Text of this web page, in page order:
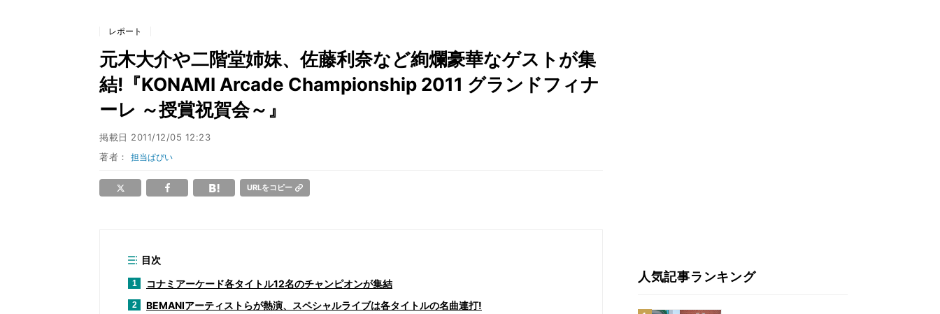
レポート
元木大介や二階堂姉妹、佐藤利奈など絢爛豪華なゲストが集
結!『KONAMI Arcade Championship 2011 グランドフィナ
ーレ ～授賞祝賀会～』
掲載日 2011/12/05 12:23
著者：担当ぱぴい
URLをコピー
目次
1 コナミアーケード各タイトル12名のチャンピオンが集結
2 BEMANIアーティストらが熱演、スペシャルライブは各タイトルの名曲連打!
人気記事ランキング